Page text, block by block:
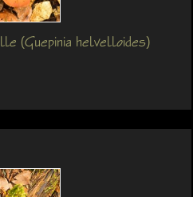
(Guepinia helvelloides)